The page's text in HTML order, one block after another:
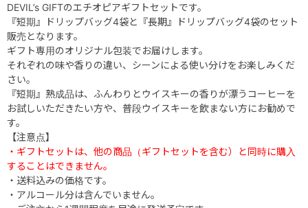
DEVIL’s GIFTのエチオピアギフトセットです。
『短期』ドリップバッグ4袋と『長期』ドリップバッグ4袋のセット
販売となります。
ギフト専用のオリジナル包装でお届けします。
それぞれの味や香りの違い、シーンによる使い分けをお楽しみくだ
さい。
『短期』熟成品は、ふんわりとウイスキーの香りが漂うコーヒーを
お試しいただきたい方や、普段ウイスキーを飲まない方にお勧めで
す。
【注意点】
・ギフトセットは、他の商品（ギフトセットを含む）と同時に購入
することはできません。
・送料込みの価格です。
・アルコール分は含んでいません。